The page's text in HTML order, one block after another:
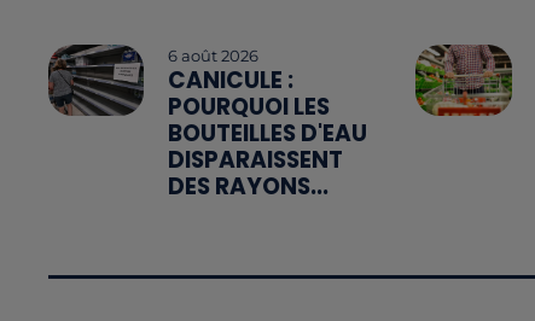
6 août 2026
CANICULE :
POURQUOI LES
BOUTEILLES D'EAU
DISPARAISSENT
DES RAYONS...